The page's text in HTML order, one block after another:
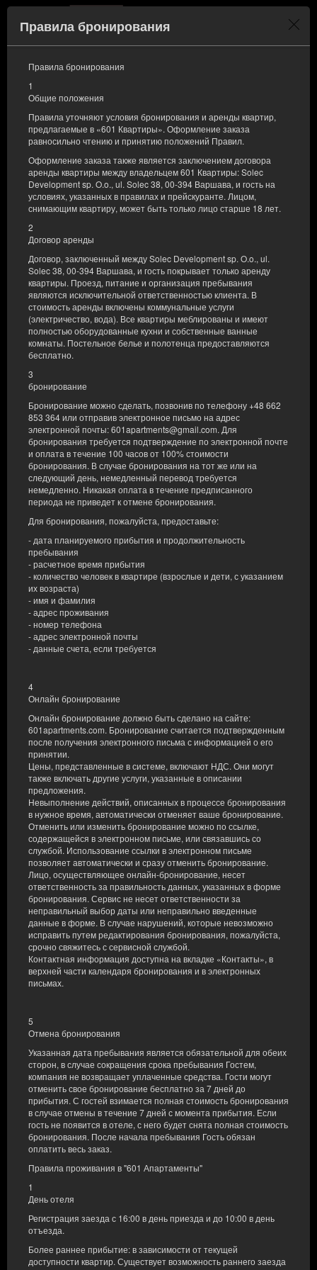
Правила бронирования
Правила бронирования
1
Общие положения
Правила уточняют условия бронирования и аренды квартир,
предлагаемые в «601 Квартиры». Оформление заказа
равносильно чтению и принятию положений Правил.
Оформление заказа также является заключением договора
аренды квартиры между владельцем 601 Квартиры: Solec
Development sp. O.o., ul. Solec 38, 00-394 Варшава, и гость на
условиях, указанных в правилах и прейскуранте. Лицом,
снимающим квартиру, может быть только лицо старше 18 лет.
2
Договор аренды
Договор, заключенный между Solec Development sp. O.o., ul.
Solec 38, 00-394 Варшава, и гость покрывает только аренду
квартиры. Проезд, питание и организация пребывания
являются исключительной ответственностью клиента. В
стоимость аренды включены коммунальные услуги
(электричество, вода). Все квартиры меблированы и имеют
полностью оборудованные кухни и собственные ванные
комнаты. Постельное белье и полотенца предоставляются
бесплатно.
3
бронирование
Бронирование можно сделать, позвонив по телефону +48 662
853 364 или отправив электронное письмо на адрес
электронной почты: 601apartments@gmail.com. Для
бронирования требуется подтверждение по электронной почте
и оплата в течение 100 часов от 100% стоимости
бронирования. В случае бронирования на тот же или на
следующий день, немедленный перевод требуется
немедленно. Никакая оплата в течение предписанного
периода не приведет к отмене бронирования.
Для бронирования, пожалуйста, предоставьте:
- дата планируемого прибытия и продолжительность
пребывания
- расчетное время прибытия
- количество человек в квартире (взрослые и дети, с указанием
их возраста)
- имя и фамилия
- адрес проживания
- номер телефона
- адрес электронной почты
- данные счета, если требуется
4
Онлайн бронирование
Онлайн бронирование должно быть сделано на сайте:
601apartments.com. Бронирование считается подтвержденным
после получения электронного письма с информацией о его
принятии.
Цены, представленные в системе, включают НДС. Они могут
также включать другие услуги, указанные в описании
предложения.
Невыполнение действий, описанных в процессе бронирования
в нужное время, автоматически отменяет ваше бронирование.
Отменить или изменить бронирование можно по ссылке,
содержащейся в электронном письме, или связавшись со
службой. Использование ссылки в электронном письме
позволяет автоматически и сразу отменить бронирование.
Лицо, осуществляющее онлайн-бронирование, несет
ответственность за правильность данных, указанных в форме
бронирования. Сервис не несет ответственности за
неправильный выбор даты или неправильно введенные
данные в форме. В случае нарушений, которые невозможно
исправить путем редактирования бронирования, пожалуйста,
срочно свяжитесь с сервисной службой.
Контактная информация доступна на вкладке «Контакты», в
верхней части календаря бронирования и в электронных
письмах.
5
Отмена бронирования
Указанная дата пребывания является обязательной для обеих
сторон, в случае сокращения срока пребывания Гостем,
компания не возвращает уплаченные средства. Гости могут
отменить свое бронирование бесплатно за 7 дней до
прибытия. С гостей взимается полная стоимость бронирования
в случае отмены в течение 7 дней с момента прибытия. Если
гость не появится в отеле, с него будет снята полная стоимость
бронирования. После начала пребывания Гость обязан
оплатить весь заказ.
Правила проживания в "601 Апартаменты"
1
День отеля
Регистрация заезда с 16:00 в день приезда и до 10:00 в день
отъезда.
Более раннее прибытие: в зависимости от текущей
доступности квартир. Существует возможность раннего заезда
08
2026
КОЛИЧЕСТВО ЧЕЛОВЕК
ФИЛЬТРЫ
Квартира С
Доступное количество: 1
2 человека
пов. 25,00 m2
1 спальня
2 односпальные кровати (Single), 1 односпальная диван-кровать
(Sofa Bed)
2 человека / 2 ночи
Поделиться Детали Проверить наличие
Квартира D
Доступное количество: 1
2 человека
пов. 29,00 m2
1 спальня
2 односпальные кровати (Single), 1 односпальная диван-кровать
(Sofa Bed)
Детали Проверить наличие
Показать предложения
Этот сайт использует cookie-файлы для предоставления услуг в
соответствии сПолитика, касающаяся куки. Вы можете указать
условия пребывания или доступа к куки в вашем браузере.
Наивысший уровень безопасности обеспечивается
соответствием стандарту PCI DSS.
Удобство
Вы бронируете с полными возможностями, без ограничений